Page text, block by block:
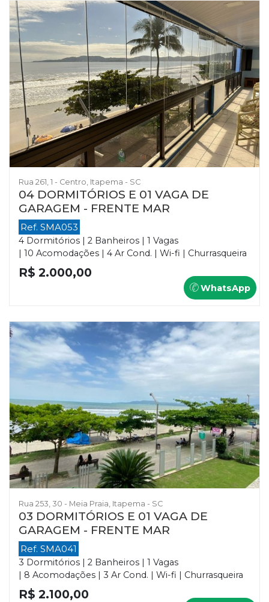
Rua 261, 1 - Centro, Itapema - SC
04 DORMITÓRIOS E 01 VAGA DE
GARAGEM - FRENTE MAR
Ref. SMA053
4 Dormitórios | 2 Banheiros | 1 Vagas
| 10 Acomodações | 4 Ar Cond. | Wi-fi | Churrasqueira
R$ 2.000,00
WhatsApp
Rua 253, 30 - Meia Praia, Itapema - SC
03 DORMITÓRIOS E 01 VAGA DE
GARAGEM - FRENTE MAR
Ref. SMA041
3 Dormitórios | 2 Banheiros | 1 Vagas
| 8 Acomodações | 3 Ar Cond. | Wi-fi | Churrasqueira
R$ 2.100,00